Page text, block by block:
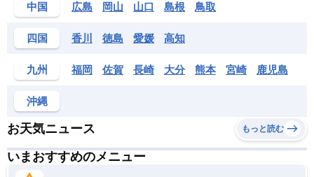
中国 広島 岡山 山口 島根 鳥取
四国 香川 徳島 愛媛 高知
九州 福岡 佐賀 長崎 大分 熊本 宮崎 鹿児島
沖縄
お天気ニュース もっと読む
いまおすすめのメニュー